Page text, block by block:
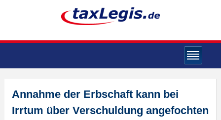
Annahme der Erbschaft kann bei
Irrtum über Verschuldung angefochten